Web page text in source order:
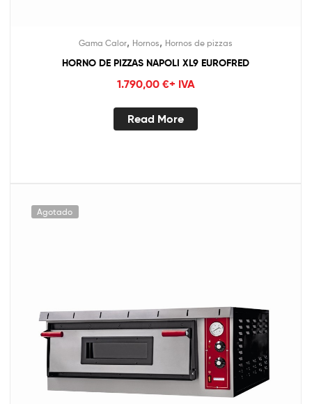
Gama Calor, Hornos, Hornos de pizzas
HORNO DE PIZZAS NAPOLI XL9 EUROFRED
1.790,00 €+ IVA
Read More
Agotado